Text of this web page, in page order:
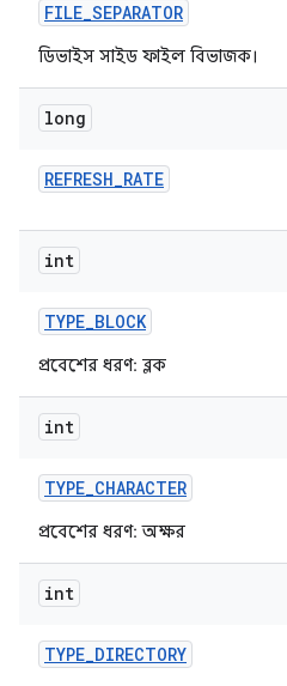
FILE_SEPARATOR
ডিভাইস সাইড ফাইল বিভাজক।
long
REFRESH_RATE
int
TYPE_BLOCK
প্রবেশের ধরণ: ব্লক
int
TYPE_CHARACTER
প্রবেশের ধরণ: অক্ষর
int
TYPE_DIRECTORY